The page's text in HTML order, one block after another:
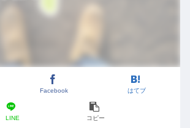
Facebook はてブ
LINE コピー